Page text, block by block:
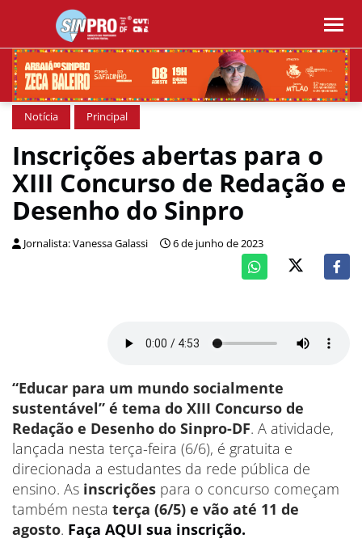
Notícia Principal
Inscrições abertas para o
XIII Concurso de Redação e
Desenho do Sinpro
Jornalista: Vanessa Galassi 6 de junho de 2023
“Educar para um mundo socialmente
sustentável” é tema do XIII Concurso de
Redação e Desenho do Sinpro-DF. A atividade,
lançada nesta terça-feira (6/6), é gratuita e
direcionada a estudantes da rede pública de
ensino. As inscrições para o concurso começam
também nesta terça (6/5) e vão até 11 de
agosto. Faça AQUI sua inscrição.